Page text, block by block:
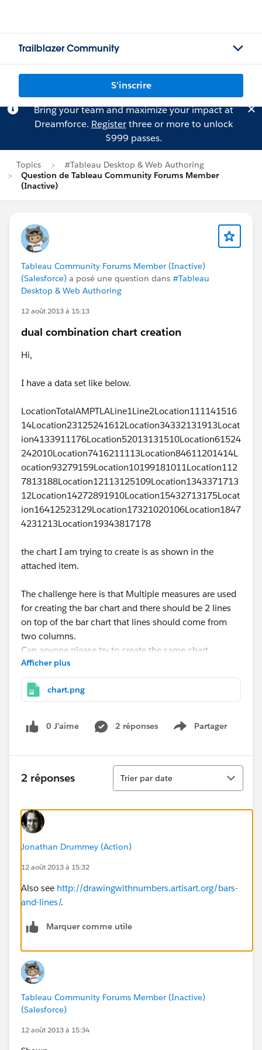
Trailblazer Community
S'inscrire
Bring your team and maximize your impact at
Dreamforce. Registerthree or more to unlock
$999 passes.
Topics
#Tableau Desktop & Web Authoring
Question de Tableau Community Forums Member
(Inactive)
Tableau Community Forums Member (Inactive)
(Salesforce) a posé une question dans #Tableau
Desktop & Web Authoring
12 août 2013 à 15:13
dual combination chart creation
Hi,
I have a data set like below.
LocationTotalAMPTLALine1Line2Location111141516
14Location23125241612Location34332131913Locat
ion4133911176Location52013131510Location61524
242010Location7416211113Location84611201414L
ocation93279159Location10199181011Location112
7813188Location12113125109Location1343371713
12Location14272891910Location15432713175Locat
ion16412523129Location17321020106Location1847
4231213Location19343817178
the chart I am trying to create is as shown in the
attached item.
The challenge here is that Multiple measures are used
for creating the bar chart and there should be 2 lines
on top of the bar chart that lines should come from
two columns.
Can anyone please try to create the same chart
without changing the structure of the data.
If this is not possible which can be the best alternate
Regards,
Afficher plus
chart.png
0 J’aime 2 réponses Partager
Show menu
2 réponses
Tri
Trier par date
Jonathan Drummey (Action)
12 août 2013 à 15:32
Also see http://drawingwithnumbers.artisart.org/bars-
and-lines/.
Marquer comme utile
Tableau Community Forums Member (Inactive)
(Salesforce)
12 août 2013 à 15:34